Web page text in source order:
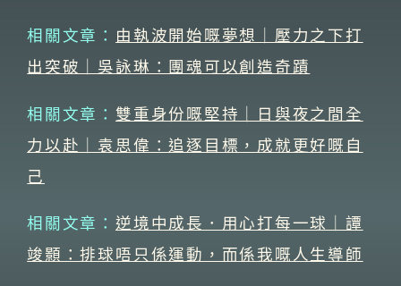
相關文章： 由執波開始嘅夢想｜壓力之下打
出突破｜吳詠琳：團魂可以創造奇蹟
相關文章：雙重身份嘅堅持｜日與夜之間全
力以赴｜袁思偉：追逐目標，成就更好嘅自
己
相關文章：逆境中成長．用心打每一球｜譚
竣顥：排球唔只係運動，而係我嘅人生導師